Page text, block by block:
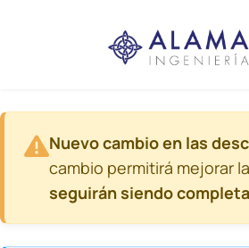
Nuevo cambio en las
cambio permitirá mejorar
seguirán siendo